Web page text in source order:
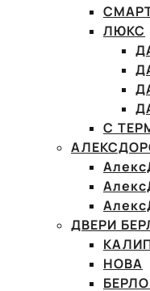
ЛЮКС
С
ДВЕРИ
НОВА